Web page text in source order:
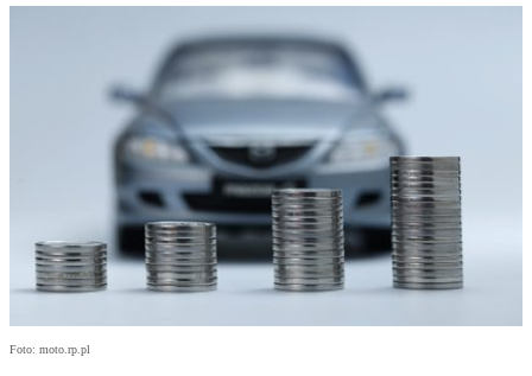
Foto: moto.rp.pl